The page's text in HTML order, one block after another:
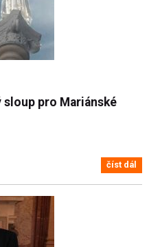
sloup pro Mariánské
číst dál